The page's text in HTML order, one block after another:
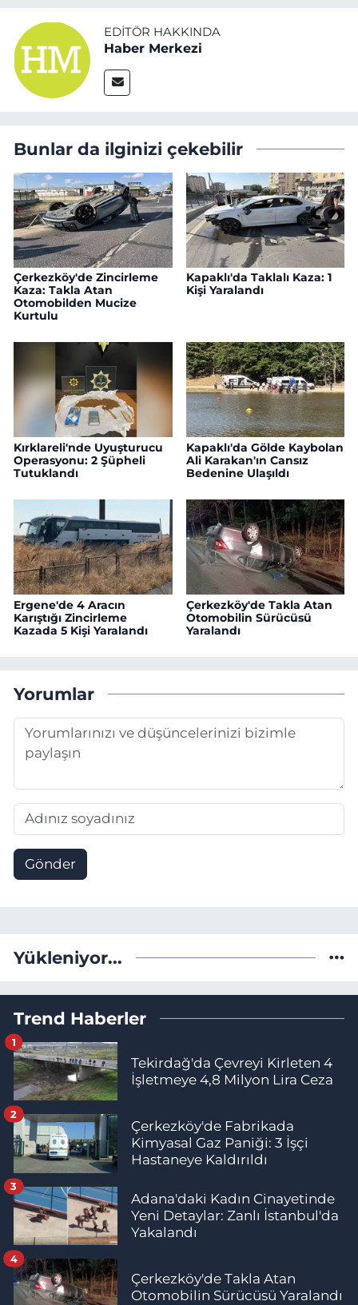
EDITÖR HAKKINDA
Haber Merkezi
Bunlar da ilginizi çekebilir
Çerkezköy'de Zincirleme
Kaza: Takla Atan
Otomobilden Mucize
Kurtulu
Kapaklı'da Taklalı Kaza: 1
Kişi Yaralandı
Kırklareli'nde Uyuşturucu
Operasyonu: 2 Şüpheli
Tutuklandı
Kapaklı'da Gölde Kaybolan
Ali Karakan'ın Cansız
Bedenine Ulaşıldı
Ergene'de 4 Aracın
Karıştığı Zincirleme
Kazada 5 Kişi Yaralandı
Çerkezköy'de Takla Atan
Otomobilin Sürücüsü
Yaralandı
Yorumlar
Gönder
Yükleniyor...
Trend Haberler
Tekirdağ'da Çevreyi Kirleten 4
İşletmeye 4,8 Milyon Lira Ceza
1
Çerkezköy'de Fabrikada
Kimyasal Gaz Paniği: 3 İşçi
Hastaneye Kaldırıldı
2
Adana'daki Kadın Cinayetinde
Yeni Detaylar: Zanlı İstanbul'da
Yakalandı
3
Çerkezköy'de Takla Atan
Otomobilin Sürücüsü Yaralandı
4